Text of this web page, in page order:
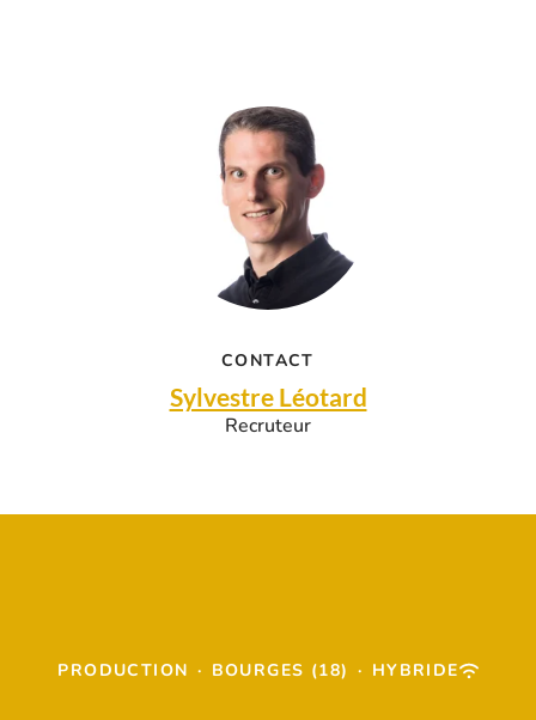
CONTACT
Sylvestre Léotard
Recruteur
PRODUCTION · BOURGES (18) · HYBRIDE